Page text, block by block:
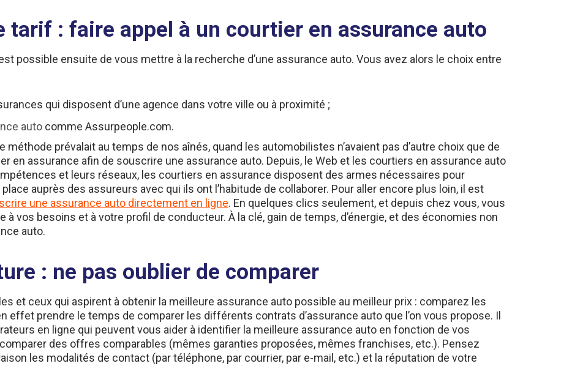
: faire appel à un courtier en assurance auto
possible ensuite de vous mettre à la recherche d’une assurance auto. Vous avez alors le choix entre
auto comme Assurpeople.com.
méthode prévalait au temps de nos aînés, quand les automobilistes n’avaient pas d’autre choix que de
en assurance afin de souscrire une assurance auto. Depuis, le Web et les courtiers en assurance auto
et leurs réseaux, les courtiers en assurance disposent des armes nécessaires pour
auprès des assureurs avec qui ils ont l’habitude de collaborer. Pour aller encore plus loin, il est
une assurance auto directement en ligne. En quelques clics seulement, et depuis chez vous, vous
vos besoins et à votre profil de conducteur. À la clé, gain de temps, d’énergie, et des économies non
auto.
: ne pas oublier de comparer
et ceux qui aspirent à obtenir la meilleure assurance auto possible au meilleur prix : comparez les
effet prendre le temps de comparer les différents contrats d’assurance auto que l’on vous propose. Il
en ligne qui peuvent vous aider à identifier la meilleure assurance auto en fonction de vos
des offres comparables (mêmes garanties proposées, mêmes franchises, etc.). Pensez
les modalités de contact (par téléphone, par courrier, par e-mail, etc.) et la réputation de votre